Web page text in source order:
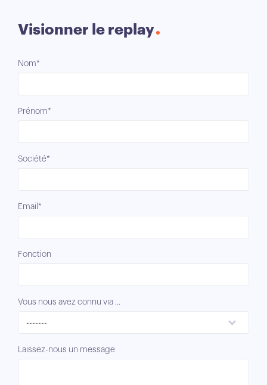
Visionner le replay
Nom*
Prénom*
Société*
Email*
Fonction
Vous nous avez connu via ...
-------
Laissez-nous un message